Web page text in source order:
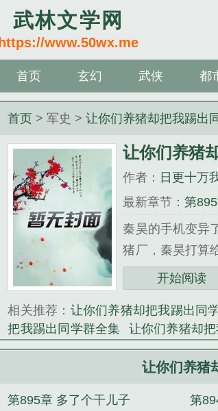
武林文学网
https://www.50wx.me
首页 玄幻 武侠 都
首页 > 军史 >让你们养猪却把我踢出
让你们养猪
作者： 日更十万
最新章节：第
秦昊的手机变异
猪厂，秦昊打算
买了法拉利。秦
产后护理吧？秦
《让你们养猪却
开始阅读
相关推荐： 让你们养猪却把我踢出同
把我踢出同学群全集
让你们养猪却
字精校版 知否！从大娘子的妈宝男
本仙在此 封清
子身边
替嫁真千金掉马后全网都炸了
让你们养猪
第895章 多了个干儿子 第